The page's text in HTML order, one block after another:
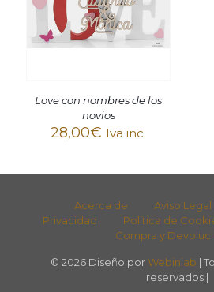
Love con nombres de los
novios
28,00€ Iva inc.
Acerca de Aviso Legal
Privacidad
Política de
Compra y
© 2026 Diseño por Webinlab |
reservados |